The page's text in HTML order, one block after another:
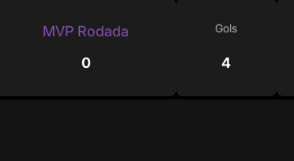
MVP Rodada
0
Gols
4